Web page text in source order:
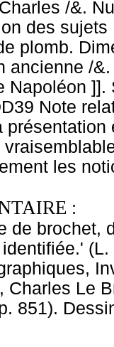
/&.
des
plomb.
ancienne /
Napoléon
Note
présentation
les
:
de brochet,
Charles Le
851).